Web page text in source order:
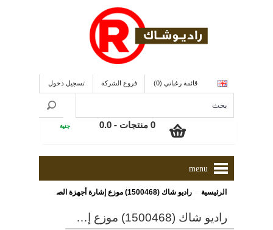
قائمة رغباتي (0) فروع الشركة تسجيل دخول
0 منتجات - 0.0 جنية
menu
الرئيسية راديو شاك (1500468) موزع إشارة أجهزة الصوت والصورة
راديو شاك (1500468) موزع إشارة أجهزة الصوت والصورة